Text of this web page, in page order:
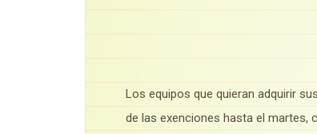
Los equipos que quieran adquirir
de las exenciones hasta el martes,